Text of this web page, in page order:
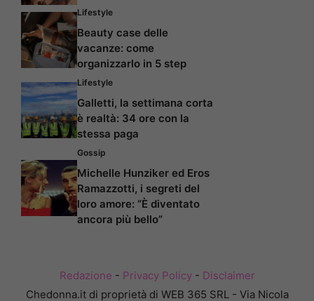
Lifestyle
Beauty case delle
vacanze: come
organizzarlo in 5 step
Lifestyle
Galletti, la settimana corta
è realtà: 34 ore con la
stessa paga
Gossip
Michelle Hunziker ed Eros
Ramazzotti, i segreti del
loro amore: “È diventato
ancora più bello”
Redazione - Privacy Policy- Disclaimer
Chedonna.it di proprietà di WEB 365 SRL - Via Nicola